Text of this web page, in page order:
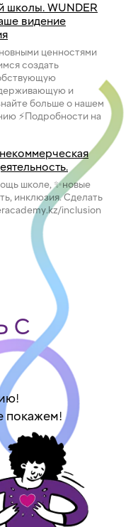
школы. WUNDER
видение
ценностями
создать
и
больше о нашем
⚡Подробности на
школе, ✨новые
инклюзия. Сделать
inclusion
С
покажем!